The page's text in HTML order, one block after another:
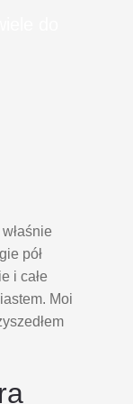
pół
i całe
Moi